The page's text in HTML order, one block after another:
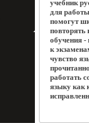
учебник
для
помогут
повторять
обучения -
к
чувство
работать
языку как